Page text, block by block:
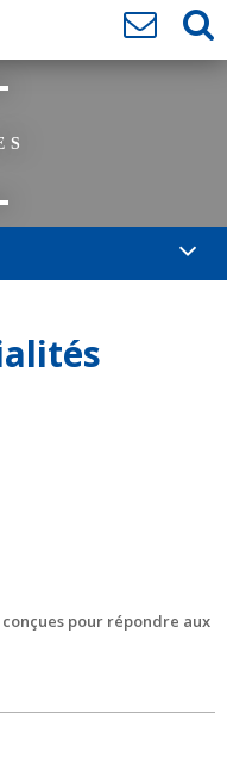
pour répondre aux